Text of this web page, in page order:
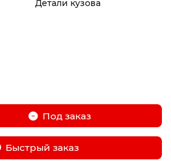
Детали кузова
Под заказ
Быстрый заказ